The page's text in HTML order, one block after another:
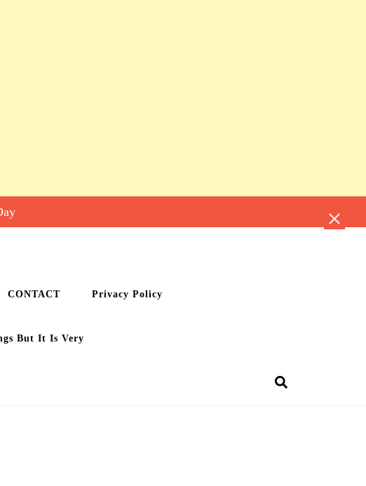
CONTACT Privacy Policy
But It Is Very